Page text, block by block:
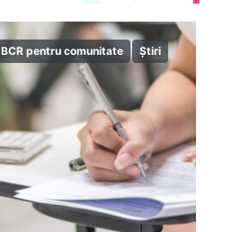
BCR pentru comunitate Știri